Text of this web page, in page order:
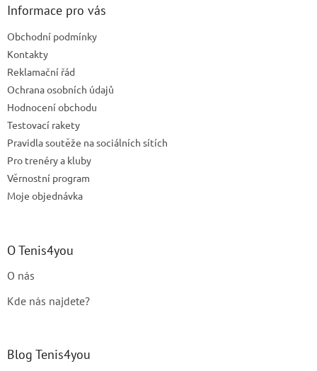
Informace pro vás
Obchodní podmínky
Kontakty
Reklamační řád
Ochrana osobních údajů
Hodnocení obchodu
Testovací rakety
Pravidla soutěže na sociálních sítích
Pro trenéry a kluby
Věrnostní program
Moje objednávka
O Tenis4you
O nás
Kde nás najdete?
Blog Tenis4you